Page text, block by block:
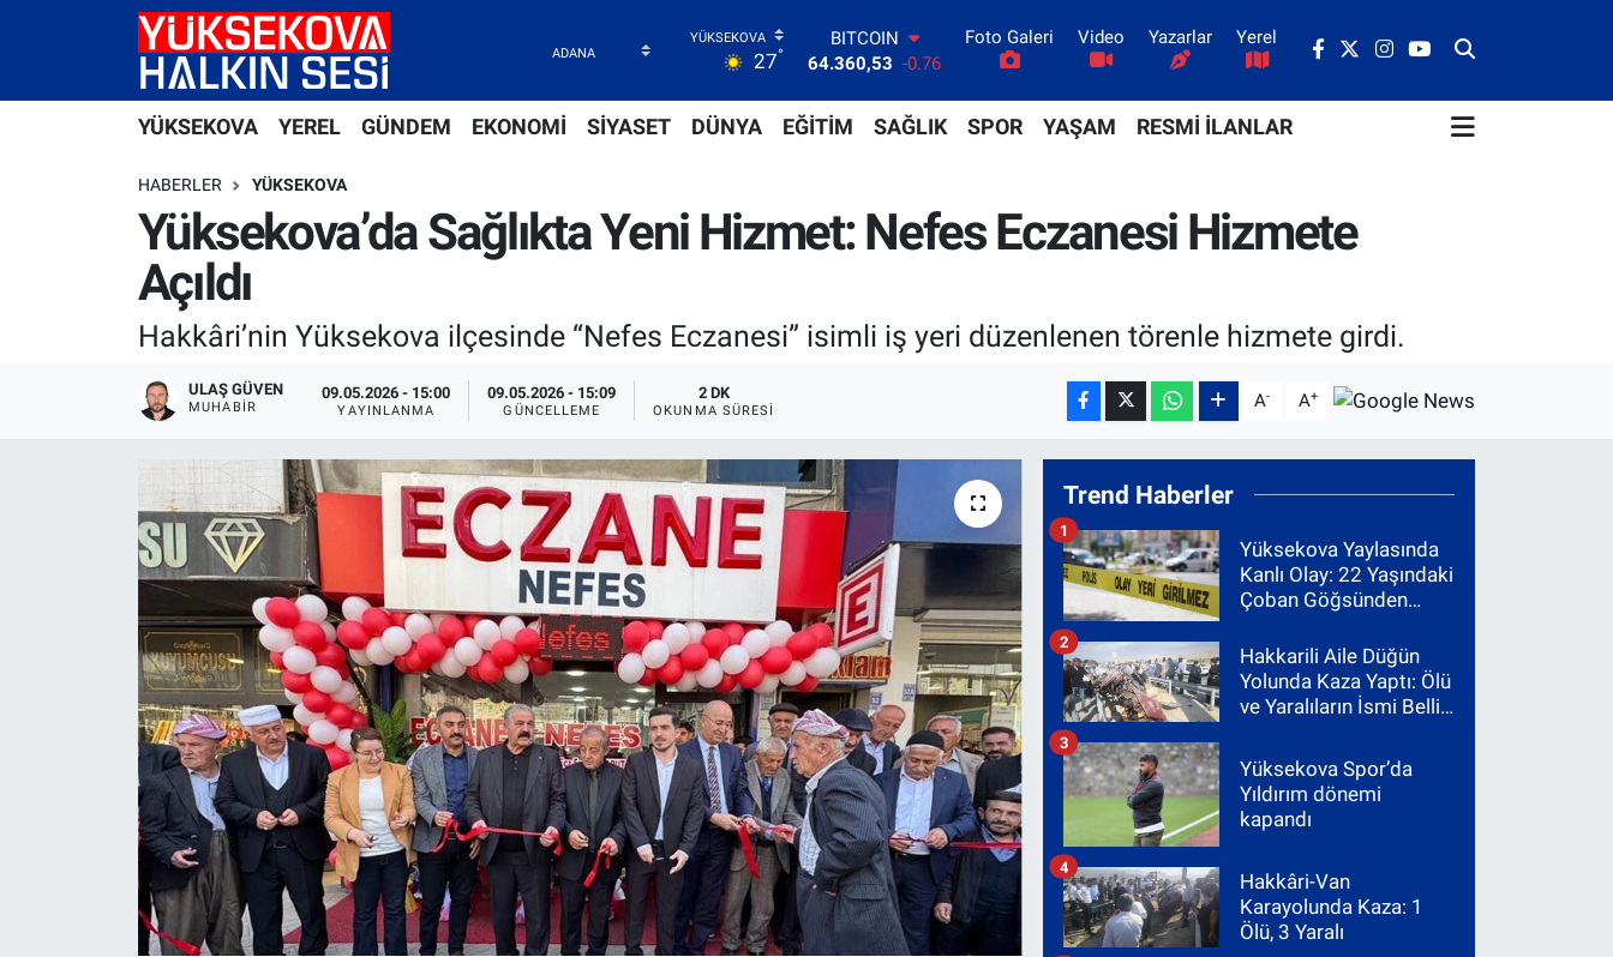
27°
DOLAR
47,7069
0.17
55,0265
0.01
STERLİN
6618.49
2.12
BİST100
Foto Galeri Video Yazarlar Yerel
YÜKSEKOVA YEREL GÜNDEM EKONOMİ SİYASET DÜNYA EĞİTİM SAĞLIK SPOR YAŞAM RESMİ İLANLAR
HABERLER YÜKSEKOVA
Yüksekova’da Sağlıkta Yeni Hizmet: Nefes Eczanesi Hizmete
Açıldı
Hakkâri’nin Yüksekova ilçesinde “Nefes Eczanesi” isimli iş yeri düzenlenen törenle hizmete girdi.
ULAŞ GÜVEN
MUHABIR
09.05.2026 - 15:00
YAYINLANMA
09.05.2026 - 15:09
GÜNCELLEME
2 DK
OKUNMA SÜRESI A- A+
Trend Haberler
Yüksekova Yaylasında
Kanlı Olay: 22 Yaşındaki
Çoban Göğsünden
1
Hakkarili Aile Düğün
Yolunda Kaza Yaptı: Ölü
ve Yaralıların İsmi Belli
2
Yüksekova Spor’da
Yıldırım dönemi
kapandı
3
Hakkâri-Van
Karayolunda Kaza: 1
Ölü, 3 Yaralı
4
Yüksekova Nöbetçi Eczaneler
Yüksekova Trafik Yoğunluk Haritası
Süper Lig Puan Durumu ve Fikstür
Tüm Manşetler
Son Dakika Haberleri